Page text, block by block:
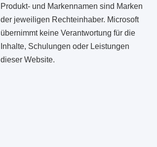
Produkt- und Markennamen sind Marken
der jeweiligen Rechteinhaber. Microsoft
übernimmt keine Verantwortung für die
Inhalte, Schulungen oder Leistungen
dieser Website.